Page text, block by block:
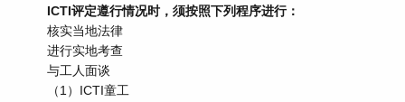
ICTI评定遵行情况时，须按照下列程序进行：
核实当地法律
进行实地考查
与工人面谈
（1）ICTI童工